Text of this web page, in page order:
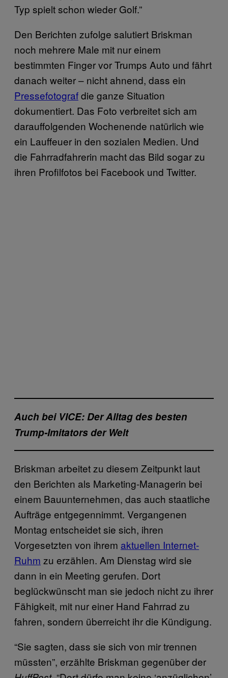
Typ spielt schon wieder Golf.”
Den Berichten zufolge salutiert Briskman
noch mehrere Male mit nur einem
bestimmten Finger vor Trumps Auto und fährt
danach weiter – nicht ahnend, dass ein
Pressefotografdie ganze Situation
dokumentiert. Das Foto verbreitet sich am
darauffolgenden Wochenende natürlich wie
ein Lauffeuer in den sozialen Medien. Und
die Fahrradfahrerin macht das Bild sogar zu
ihren Profilfotos bei Facebook und Twitter.
Auch bei VICE:Der Alltag des besten
Trump-Imitators der Welt
Briskman arbeitet zu diesem Zeitpunkt laut
den Berichten als Marketing-Managerin bei
einem Bauunternehmen, das auch staatliche
Aufträge entgegennimmt. Vergangenen
Montag entscheidet sie sich, ihren
Vorgesetzten von ihrem aktuellen Internet-
Ruhm zu erzählen. Am Dienstag wird sie
dann in ein Meeting gerufen. Dort
beglückwünscht man sie jedoch nicht zu ihrer
Fähigkeit, mit nur einer Hand Fahrrad zu
fahren, sondern überreicht ihr die Kündigung.
“Sie sagten, dass sie sich von mir trennen
müssten”, erzählte Briskman gegenüber der